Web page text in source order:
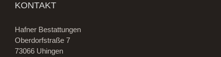
KONTAKT
Hafner Bestattungen
Oberdorfstraße 7
73066 Uhingen